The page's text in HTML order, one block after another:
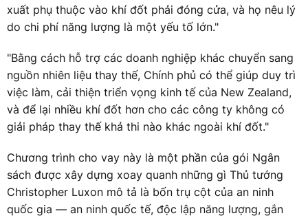
xuất phụ thuộc vào khí đốt phải đóng cửa, và họ nêu lý
do chi phí năng lượng là một yếu tố lớn."
"Bằng cách hỗ trợ các doanh nghiệp khác chuyển sang
nguồn nhiên liệu thay thế, Chính phủ có thể giúp duy trì
việc làm, cải thiện triển vọng kinh tế của New Zealand,
và để lại nhiều khí đốt hơn cho các công ty không có
giải pháp thay thế khả thi nào khác ngoài khí đốt."
Chương trình cho vay này là một phần của gói Ngân
sách được xây dựng xoay quanh những gì Thủ tướng
Christopher Luxon mô tả là bốn trụ cột của an ninh
quốc gia — an ninh quốc tế, độc lập năng lượng, gắn